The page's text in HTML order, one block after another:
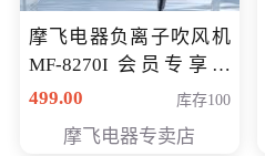
摩飞电器负离子吹风机
MF-8270I 会员专享价
369元
499.00 库存100
摩飞电器专卖店